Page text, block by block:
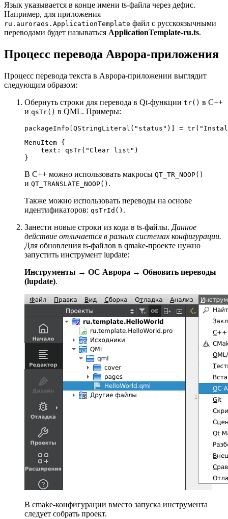
Язык указывается в конце имени ts-файла через дефис.
Например, для приложения
ru.auroraos.ApplicationTemplate файл с русскоязычными
переводами будет называться ApplicationTemplate-ru.ts.
Процесс перевода Аврора-приложения
Процесс перевода текста в Аврора-приложении выглядит
следующим образом:
Обернуть строки для перевода в Qt-функции tr() в C++
и qsTr() в QML. Примеры:
packageInfo[ QStringLiteral ( "status" )] = tr(
MenuItem {
text : qsTr( "Clear list" )
В C++ можно использовать макросы QT_TR_NOOP()
и QT_TRANSLATE_NOOP() .
Также можно использовать переводы на основе
идентификаторов: qsTrId() .
Занести новые строки из кода в ts-файлы. Данное
действие отличается в разных системах конфигурации.
Для обновления ts-файлов в qmake-проекте нужно
запустить инструмент lupdate:
Инструменты → ОС Аврора → Обновить переводы
(lupdate).
В cmake-конфигурации вместо запуска инструмента
следует собрать проект.